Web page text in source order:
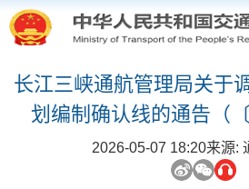
长江三峡通航管理局关于
划编制确认线的通告（
2026-05-07 18:20来源: